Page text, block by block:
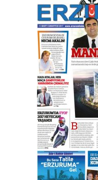
Kenan
Murat
çıtayı
çekmemeli!
17 Şubat 2026 SalıOrhan
Bir
gazeteci…
elinde?
31 Mart 2026 Salı
A. Berhan
BİR BÖLÜM
ATATÜRK
28 Temmuz 2026
Ahmet
Ahmed
”Reisimiz”